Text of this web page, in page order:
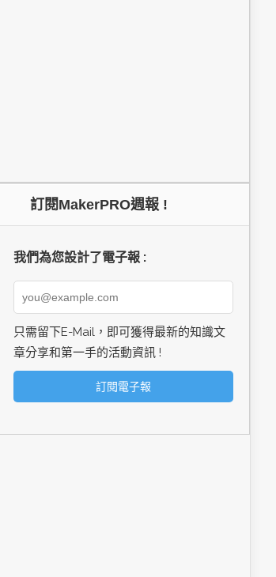
訂閱MakerPRO週報 !
我們為您設計了電子報 :
只需留下E-Mail，即可獲得最新的知識文
章分享和第一手的活動資訊 !